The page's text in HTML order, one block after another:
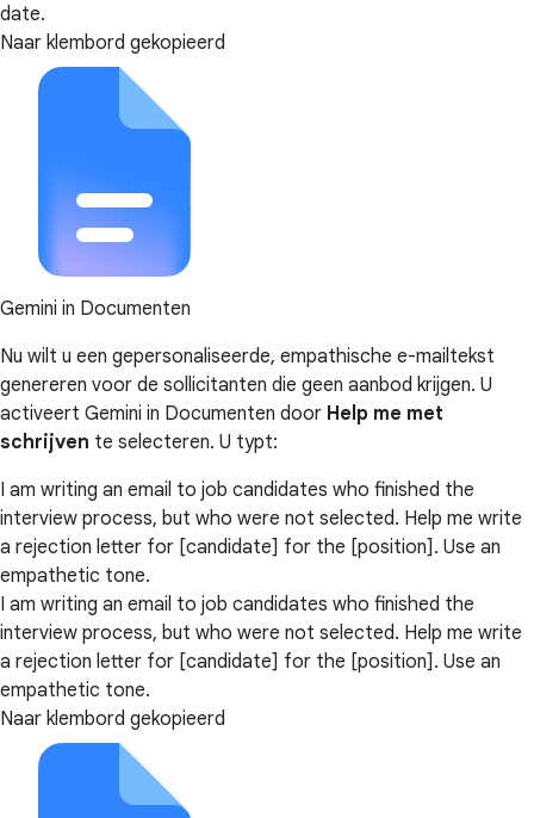
date.
Naar klembord gekopieerd
Gemini in Documenten
Nu wilt u een gepersonaliseerde, empathische e-mailtekst
genereren voor de sollicitanten die geen aanbod krijgen. U
activeert Gemini in Documenten door Help me met
schrijven te selecteren. U typt:
I am writing an email to job candidates who finished the
interview process, but who were not selected. Help me write
a rejection letter for [candidate] for the [position]. Use an
empathetic tone.
I am writing an email to job candidates who finished the
interview process, but who were not selected. Help me write
a rejection letter for [candidate] for the [position]. Use an
empathetic tone.
Naar klembord gekopieerd